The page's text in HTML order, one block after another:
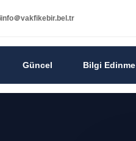
info＠vakfikebir.bel.tr
Güncel Bilgi Edinme